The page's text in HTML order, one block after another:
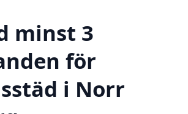
minst 3
för
i Norr